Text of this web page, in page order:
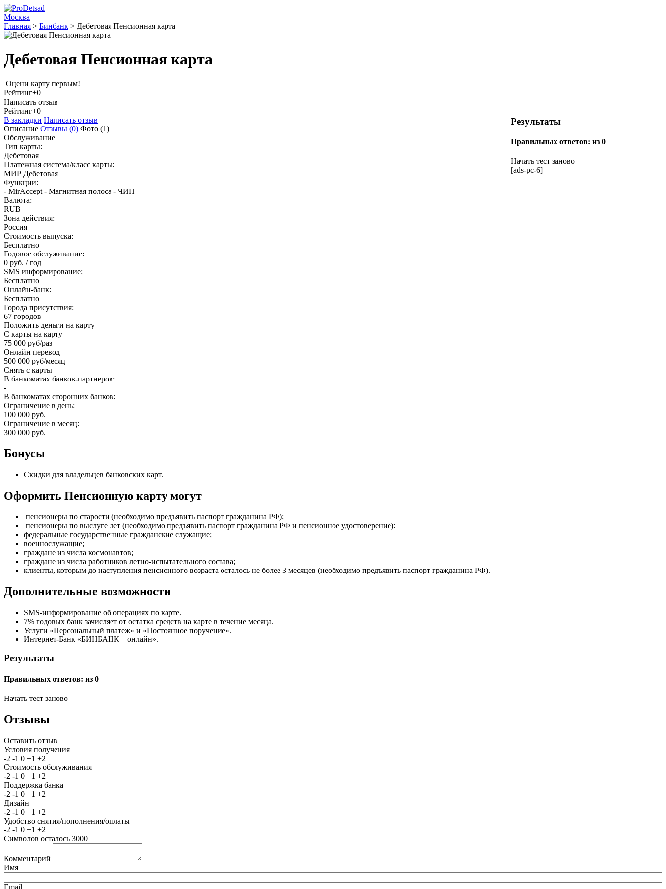
Москва
Главная > Бинбанк > Дебетовая Пенсионная карта
Дебетовая Пенсионная карта
Оцени карту первым!
Рейтинг+0
Написать отзыв
Результаты
Правильных ответов: из 0
Начать тест заново
[ads-pc-6]
Рейтинг+0
В закладки Написать отзыв
Описание Отзывы (0) Фото (1)
Обслуживание
Тип карты:
Дебетовая
Платежная система/класс карты:
МИР Дебетовая
Функции:
- MirAccept - Магнитная полоса - ЧИП
Валюта:
RUB
Зона действия:
Россия
Стоимость выпуска:
Бесплатно
Годовое обслуживание:
0 руб. / год
SMS информирование:
Бесплатно
Онлайн-банк:
Бесплатно
Города присутствия:
67 городов
Положить деньги на карту
С карты на карту
75 000 руб/раз
Онлайн перевод
500 000 руб/месяц
Снять с карты
В банкоматах банков-партнеров:
-
В банкоматах сторонних банков:
Ограничение в день:
100 000 руб.
Ограничение в месяц:
300 000 руб.
Бонусы
Скидки для владельцев банковских карт.
Оформить Пенсионную карту могут
пенсионеры по старости (необходимо предъявить паспорт гражданина РФ);
пенсионеры по выслуге лет (необходимо предъявить паспорт гражданина РФ и пенсионное удостоверение):
федеральные государственные гражданские служащие;
военнослужащие;
граждане из числа космонавтов;
граждане из числа работников летно-испытательного состава;
клиенты, которым до наступления пенсионного возраста осталось не более 3 месяцев (необходимо предъявить паспорт гражданина РФ).
Дополнительные возможности
SMS-информирование об операциях по карте.
7% годовых банк зачисляет от остатка средств на карте в течение месяца.
Услуги «Персональный платеж» и «Постоянное поручение».
Интернет-Банк «БИНБАНК – онлайн».
Результаты
Правильных ответов: из 0
Начать тест заново
Отзывы
Оставить отзыв
Условия получения
-2 -1 0 +1 +2
Стоимость обслуживания
-2 -1 0 +1 +2
Поддержка банка
-2 -1 0 +1 +2
Дизайн
-2 -1 0 +1 +2
Удобство снятия/пополнения/оплаты
-2 -1 0 +1 +2
Символов осталось 3000
Комментарий
Имя
Email